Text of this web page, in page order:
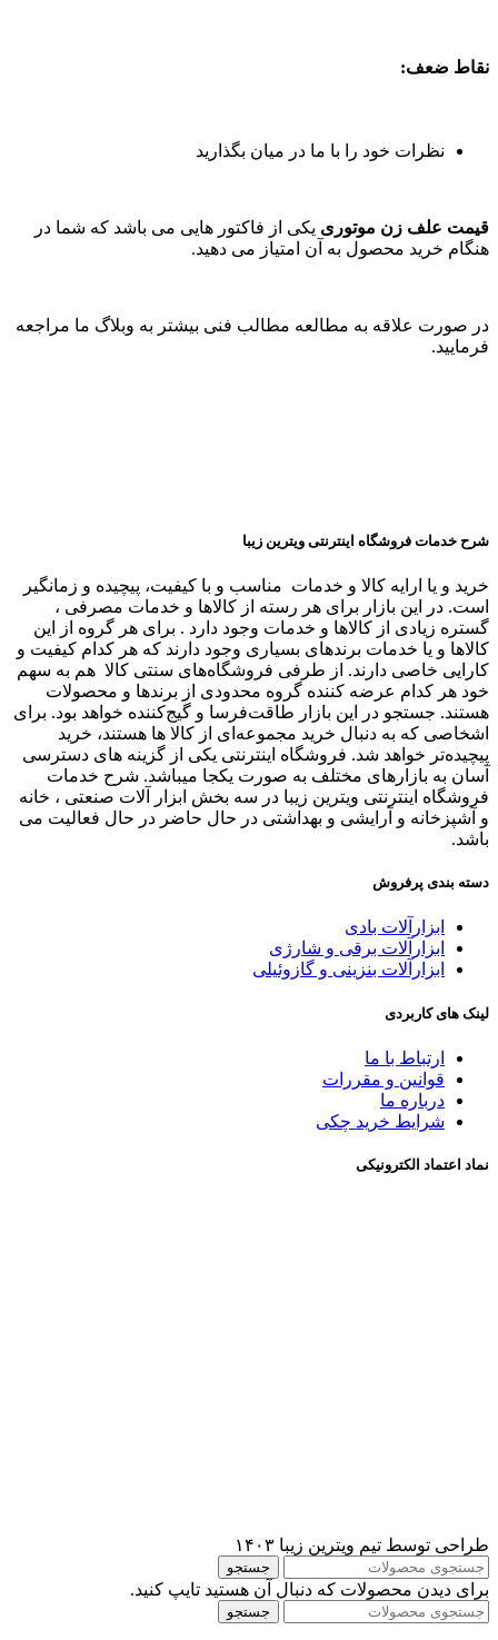
نقاط ضعف:
نظرات خود را با ما در میان بگذارید
قیمت علف زن موتوری یکی از فاکتور هایی می باشد که شما در
هنگام خرید محصول به آن امتیاز می دهید.
در صورت علاقه به مطالعه مطالب فنی بیشتر به وبلاگ ما مراجعه
فرمایید.
شرح خدمات فروشگاه اینترنتی ویترین زیبا
خرید و یا ارایه کالا و خدمات مناسب و با کیفیت، پیچیده و زمانگیر
است. در این بازار برای هر رسته از کالاها و خدمات مصرفی ،
گستره زیادی از کالاها و خدمات وجود دارد . برای هر گروه از این
کالاها و یا خدمات برندهای بسیاری وجود دارند که هر کدام کیفیت و
کارایی خاصی دارند. از طرفی فروشگاه‌های سنتی کالا هم به سهم
خود هر کدام عرضه کننده گروه محدودی از برندها و محصولات
هستند. جستجو در این بازار طاقت‌فرسا و گیج‌کننده خواهد بود. برای
اشخاصی که به دنبال خرید مجموعه‌ای از کالا ها هستند، خرید
پیچیده‌تر خواهد شد. فروشگاه اینترنتی یکی از گزینه های دسترسی
آسان به بازارهای مختلف به صورت یکجا میباشد. شرح خدمات
فروشگاه اینترنتی ویترین زیبا در سه بخش ابزار آلات صنعتی ، خانه
و آشپزخانه و آرایشی و بهداشتی در حال حاضر در حال فعالیت می
باشد.
دسته بندی پرفروش
ابزارآلات بادی
ابزارآلات برقی و شارژی
ابزارآلات بنزینی و گازوئیلی
لینک های کاربردی
ارتباط با ما
قوانین و مقررات
درباره ما
شرايط خريد چکی
نماد اعتماد الکترونیکی
طراحی توسط تیم ویترین زیبا ۱۴۰۳
جستجو
برای دیدن محصولات که دنبال آن هستید تایپ کنید.
جستجو